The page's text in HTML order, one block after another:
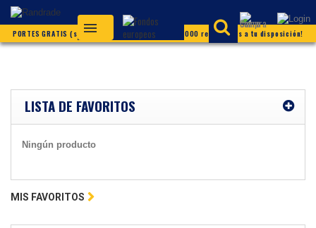
PORTES GRATIS (según condiciones) ¡Más de 20.000 referencias a tu disposición!
LISTA DE FAVORITOS
Ningún producto
MIS FAVORITOS